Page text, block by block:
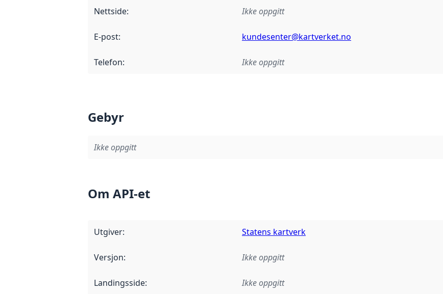
Nettside: Ikke oppgitt
E-post: kundesenter@kartverket.no
Telefon: Ikke oppgitt
Gebyr
Ikke oppgitt
Om API-et
Utgiver: Statens kartverk
Versjon: Ikke oppgitt
Landingsside: Ikke oppgitt